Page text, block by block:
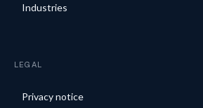
Industries
LEGAL
Privacy notice